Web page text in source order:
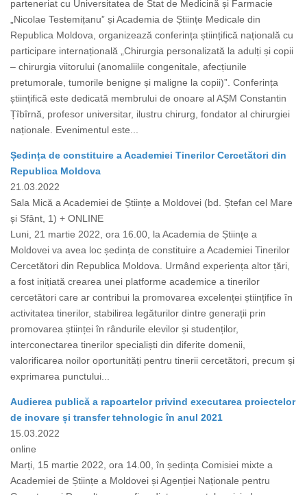
parteneriat cu Universitatea de Stat de Medicină și Farmacie
„Nicolae Testemițanu” și Academia de Științe Medicale din
Republica Moldova, organizează conferința științifică națională cu
participare internațională „Chirurgia personalizată la adulți și copii
– chirurgia viitorului (anomaliile congenitale, afecțiunile
pretumorale, tumorile benigne și maligne la copii)”. Conferința
științifică este dedicată membrului de onoare al AȘM Constantin
Țîbîrnă, profesor universitar, ilustru chirurg, fondator al chirurgiei
naționale. Evenimentul este...
Ședința de constituire a Academiei Tinerilor Cercetători din
Republica Moldova
21.03.2022
Sala Mică a Academiei de Științe a Moldovei (bd. Ștefan cel Mare
și Sfânt, 1) + ONLINE
Luni, 21 martie 2022, ora 16.00, la Academia de Științe a
Moldovei va avea loc ședința de constituire a Academiei Tinerilor
Cercetători din Republica Moldova. Urmând experiența altor țări,
a fost inițiată crearea unei platforme academice a tinerilor
cercetători care ar contribui la promovarea excelenței științifice în
activitatea tinerilor, stabilirea legăturilor dintre generații prin
promovarea științei în rândurile elevilor și studenților,
interconectarea tinerilor specialiști din diferite domenii,
valorificarea noilor oportunități pentru tinerii cercetători, precum și
exprimarea punctului...
Audierea publică a rapoartelor privind executarea proiectelor
de inovare și transfer tehnologic în anul 2021
15.03.2022
online
Marți, 15 martie 2022, ora 14.00, în ședința Comisiei mixte a
Academiei de Științe a Moldovei și Agenției Naționale pentru